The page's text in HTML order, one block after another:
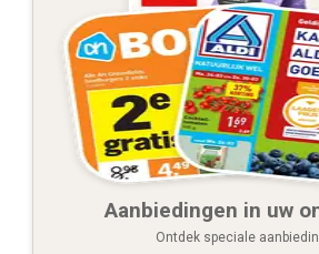
Aanbiedingen in uw
Ontdek speciale